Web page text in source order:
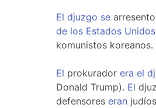
El djuzgo se arresento
de los Estados Unidos
komunistos koreanos.
El prokurador era el
Donald Trump). El
defensores eran